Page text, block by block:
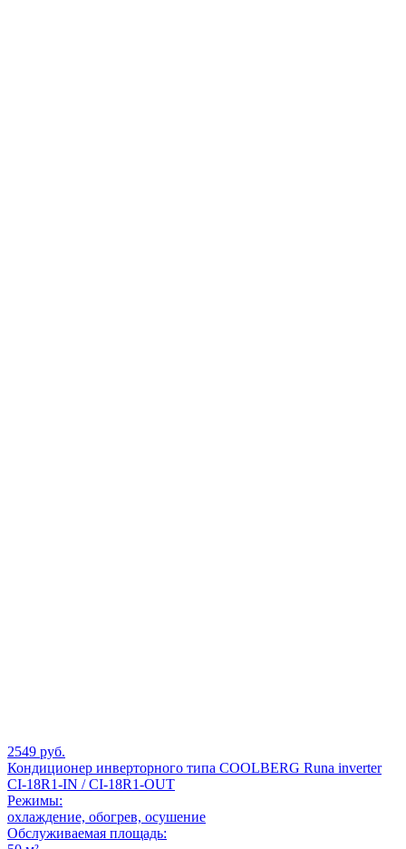
2549 руб.
Кондиционер инверторного типа СOOLBERG Runa inverter
CI-18R1-IN / CI-18R1-OUT
Режимы:
охлаждение, обогрев, осушение
Обслуживаемая площадь: